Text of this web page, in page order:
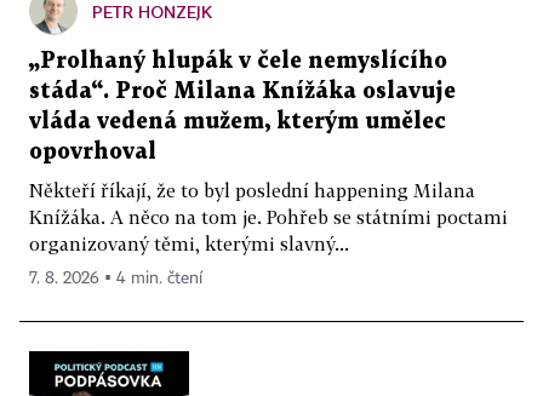
PETR HONZEJK
„Prolhaný hlupák v čele nemyslícího
stáda“. Proč Milana Knížáka oslavuje
vláda vedená mužem, kterým umělec
opovrhoval
Někteří říkají, že to byl poslední happening Milana
Knížáka. A něco na tom je. Pohřeb se státními poctami
organizovaný těmi, kterými slavný...
7. 8. 2026 ▪ 4 min. čtení